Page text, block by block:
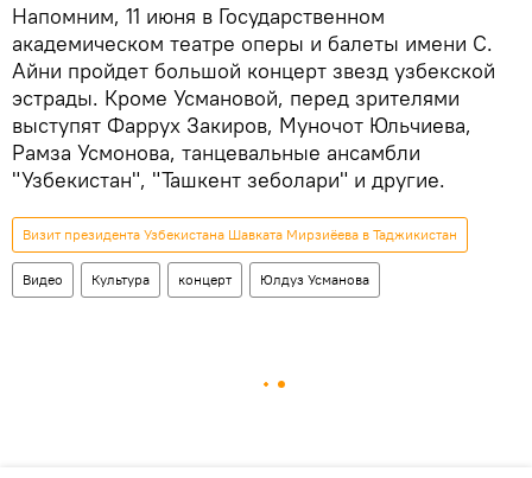
Напомним, 11 июня в Государственном
академическом театре оперы и балеты имени С.
Айни пройдет большой концерт звезд узбекской
эстрады. Кроме Усмановой, перед зрителями
выступят Фаррух Закиров, Муночот Юльчиева,
Рамза Усмонова, танцевальные ансамбли
"Узбекистан", "Ташкент зеболари" и другие.
Визит президента Узбекистана Шавката Мирзиёева в Таджикистан
Видео Культура концерт Юлдуз Усманова